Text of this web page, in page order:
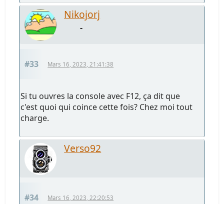
Nikojorj
-
#33 Mars 16, 2023, 21:41:38
Si tu ouvres la console avec F12, ça dit que
c'est quoi qui coince cette fois? Chez moi tout
charge.
Verso92
#34 Mars 16, 2023, 22:20:53